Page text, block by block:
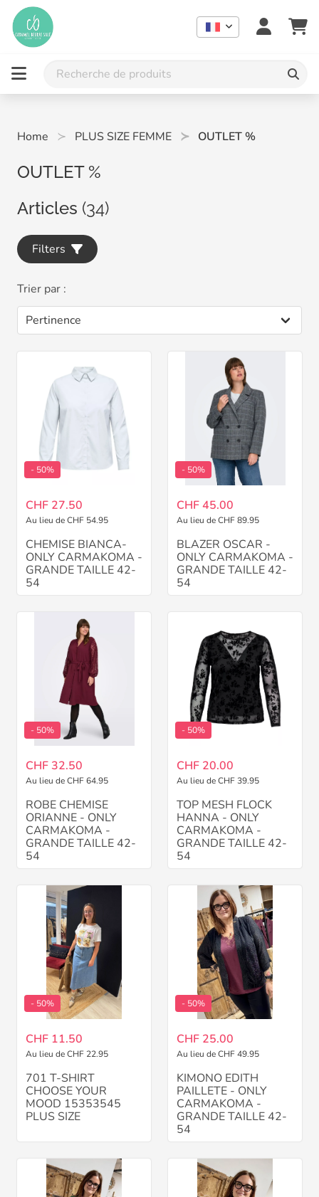
Home PLUS SIZE FEMME OUTLET %
OUTLET %
Articles (34)
Filters
Trier par :
- 50%
CHF 27.50
Au lieu de CHF 54.95
CHEMISE BIANCA-
ONLY CARMAKOMA -
GRANDE TAILLE 42-
54
- 50%
CHF 45.00
Au lieu de CHF 89.95
BLAZER OSCAR -
ONLY CARMAKOMA -
GRANDE TAILLE 42-
54
- 50%
CHF 32.50
Au lieu de CHF 64.95
ROBE CHEMISE
ORIANNE - ONLY
CARMAKOMA -
GRANDE TAILLE 42-
54
- 50%
CHF 20.00
Au lieu de CHF 39.95
TOP MESH FLOCK
HANNA - ONLY
CARMAKOMA -
GRANDE TAILLE 42-
54
- 50%
CHF 11.50
Au lieu de CHF 22.95
701 T-SHIRT
CHOOSE YOUR
MOOD 15353545
PLUS SIZE
- 50%
CHF 25.00
Au lieu de CHF 49.95
KIMONO EDITH
PAILLETE - ONLY
CARMAKOMA -
GRANDE TAILLE 42-
54